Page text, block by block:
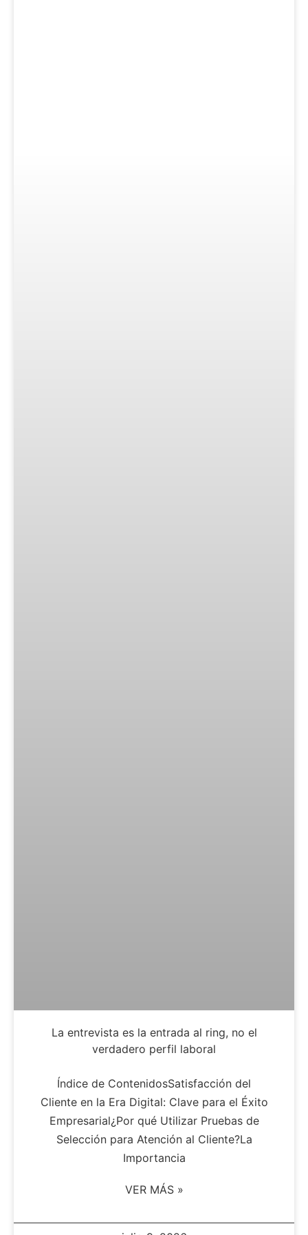
La entrevista es la entrada al ring, no el
verdadero perfil laboral
Índice de ContenidosSatisfacción del
Cliente en la Era Digital: Clave para el Éxito
Empresarial¿Por qué Utilizar Pruebas de
Selección para Atención al Cliente?La
Importancia
VER MÁS »